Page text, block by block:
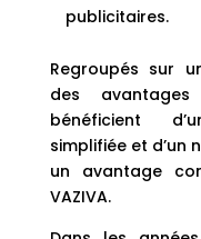
publicitaires.
Regroupés sur
des
bénéficient
simplifiée et d’un
un avantage
VAZIVA.